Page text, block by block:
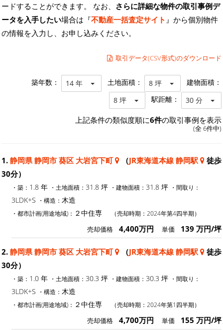
ードすることができます。 なお、 さらに詳細な物件の取引事例デ
ータを入手したい場合は『不動産一括査定サイト 』から個別物件
の情報を入力し、お申し込みください。
取引データ(CSV形式)のダウンロード
築年数： 14 年 土地面積： 8 坪 建物面積：
8 坪 駅距離： 30 分
上記条件の類似度順に6件の取引事例を表示
(全 6件中)
1. 静岡県 静岡市 葵区 大岩宮下町 （JR東海道本線 静岡駅
徒歩
30分）
・築： 1.8 年 ・土地面積： 31.8 坪 ・建物面積： 31.8 坪 ・間取り：
3LDK+S ・構造： 木造
・都市計画(用途地域)： ２中住専 （売却時期：2024年第4四半期）
売却価格 4,400万円 単価 139 万円/坪
2. 静岡県 静岡市 葵区 大岩宮下町 （JR東海道本線 静岡駅
徒歩
30分）
・築： 1.0 年 ・土地面積： 30.3 坪 ・建物面積： 30.3 坪 ・間取り：
3LDK+S ・構造： 木造
・都市計画(用途地域)： ２中住専 （売却時期：2024年第1四半期）
売却価格 4,700万円 単価 155 万円/坪